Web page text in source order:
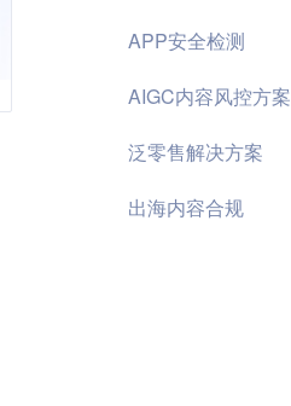
控
APP安全检测
AIGC内容风控方案
泛零售解决方案
出海内容合规